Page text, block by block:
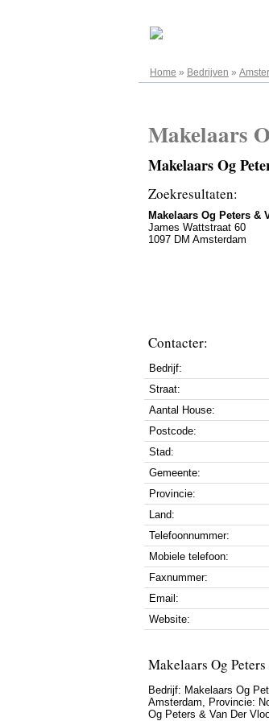
Home » Bedrijven »
Makelaars
Makelaars Og
Zoekresultaten:
Makelaars Og Peters &
James Wattstraat 60
1097 DM Amsterdam
Contacter:
Bedrijf:
Straat:
Aantal House:
Postcode:
Stad:
Gemeente:
Provincie:
Land:
Telefoonnummer:
Mobiele telefoon:
Faxnummer:
Email:
Website:
Makelaars Og
Bedrijf: Makelaars Og
Amsterdam, Provincie:
Og Peters & Van Der